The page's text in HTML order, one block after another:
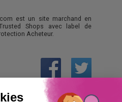
est un site marchand en
Shops avec label de
Acheteur.